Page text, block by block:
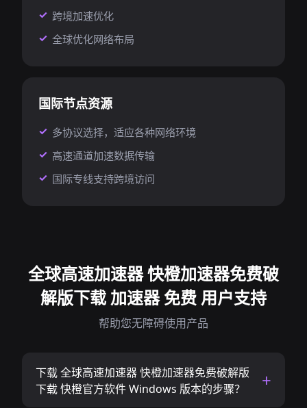
跨境加速优化
全球优化网络布局
国际节点资源
多协议选择，适应各种网络环境
高速通道加速数据传输
国际专线支持跨境访问
全球高速加速器 快橙加速器免费破
解版下载 加速器 免费 用户支持
帮助您无障碍使用产品
下载 全球高速加速器 快橙加速器免费破解版
下载 快橙官方软件 Windows 版本的步骤？